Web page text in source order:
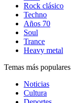
Rock clásico
Techno
Años 70
Soul
Trance
Heavy metal
Temas más populares
Noticias
Cultura